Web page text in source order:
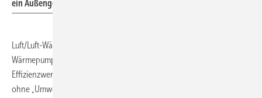
ein Außengerät angeschlossen werden.
Luft/Luft-Wärmepumpen sind ein besonders energieeffizientes
Wärmepumpensystem für die Gebäudeheizung. Die hohen
Effizienzwerte werden erreicht, weil die Wärme direkt an die Raumluft
ohne „Umweg“ über ein hydraulisches Wärmeverteilsystem